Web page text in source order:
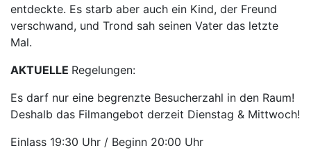
entdeckte. Es starb aber auch ein Kind, der Freund
verschwand, und Trond sah seinen Vater das letzte
Mal.
AKTUELLE Regelungen:
Es darf nur eine begrenzte Besucherzahl in den Raum!
Deshalb das Filmangebot derzeit Dienstag & Mittwoch!
Einlass 19:30 Uhr / Beginn 20:00 Uhr